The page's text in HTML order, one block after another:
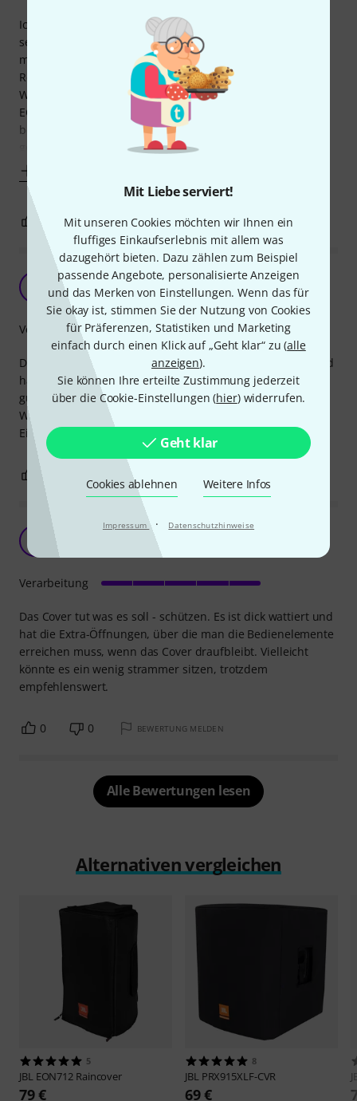
Mit Liebe serviert!
Mit unseren Cookies möchten wir Ihnen ein
fluffiges Einkaufserlebnis mit allem was
dazugehört bieten. Dazu zählen zum Beispiel
passende Angebote, personalisierte Anzeigen
und das Merken von Einstellungen. Wenn das für
Sie okay ist, stimmen Sie der Nutzung von Cookies
für Präferenzen, Statistiken und Marketing
einfach durch einen Klick auf „Geht klar“ zu (alle
anzeigen).
Sie können Ihre erteilte Zustimmung jederzeit
über die Cookie-Einstellungen (hier) widerrufen.
Geht klar
Cookies ablehnen Weitere Infos
Impressum · Datenschutzhinweise
Ich habe die Hüllen vor über zwei Jahren gekauft und
seitdem alle paar Wochen mal im Außeneinsatz. Jetzt
mussten sie zum ersten mal durch einen längeren
Regenschauer (schon stärker, aber kein
Weltuntergangsregen) und mein Urteil ist gemischt. Die
EONs haben es überlebt, aber auf der Oberseite hatte sich
bei beiden einiges an Feuchtigkeit durch die Hülle
0 0 BEWERTUNG MELDEN
Schutz der Box Eon 715
DJ Marco 95 24.01.2024
Die Hülle von JBL für die Box Eon 715 ist top verarbeitet und
hat alle Funktionen die man benötigt. Die Kabel kann man
gut durch verlegen und wenn es mal regnet hält sie es
Wasser ab und schützt die Box.
Ein tolles Produkt was es macht was es soll.
Verarbeitung
Top Cover
Rob555 21.07.2026
Das Cover tut was es soll - schützen. Es ist dick wattiert und
hat die Extra-Öffnungen, über die man die Bedienelemente
erreichen muss, wenn das Cover draufbleibt. Vielleicht
könnte es ein wenig strammer sitzen, trotzdem
empfehlenswert.
Verarbeitung
0 0 BEWERTUNG MELDEN
Alle Bewertungen lesen
Alternativen vergleichen
5
JBL EON712 Raincover
79 €
8
JBL PRX915XLF-CVR
69 €